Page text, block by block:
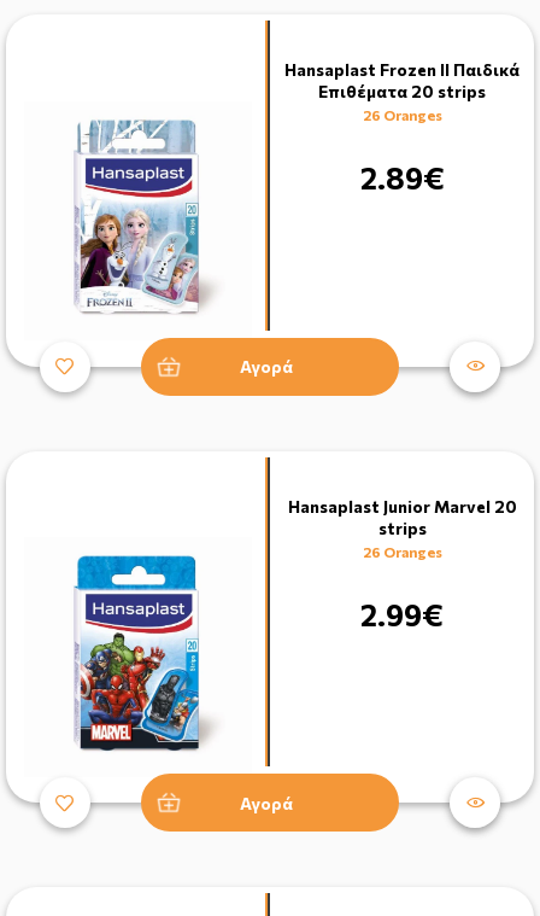
Hansaplast Frozen ΙΙ Παιδικά
Επιθέματα 20 strips
26 Oranges
2.89€
Αγορά
Hansaplast Junior Marvel 20
strips
26 Oranges
2.99€
Αγορά